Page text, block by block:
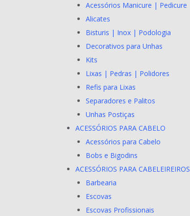
Acessórios Manicure | Pedicure
Alicates
Bisturis | Inox | Podologia
Decorativos para Unhas
Kits
Lixas | Pedras | Polidores
Refis para Lixas
Separadores e Palitos
Unhas Postiças
ACESSÓRIOS PARA CABELO
Acessórios para Cabelo
Bobs e Bigodins
ACESSÓRIOS PARA CABELEIREIROS
Barbearia
Escovas
Escovas Profissionais